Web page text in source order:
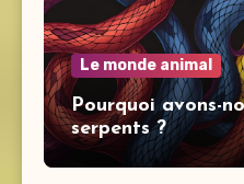
Le monde animal
Pourquoi avons-
serpents ?